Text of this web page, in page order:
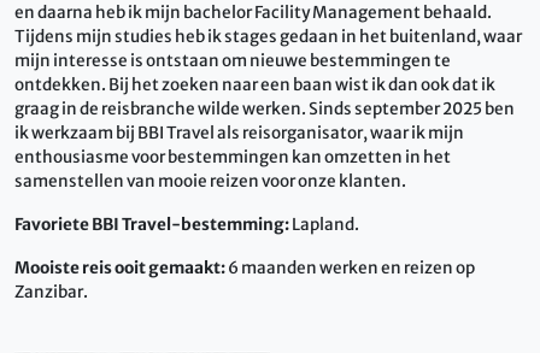
en daarna heb ik mijn bachelor Facility Management behaald.
Tijdens mijn studies heb ik stages gedaan in het buitenland, waar
mijn interesse is ontstaan om nieuwe bestemmingen te
ontdekken. Bij het zoeken naar een baan wist ik dan ook dat ik
graag in de reisbranche wilde werken. Sinds september 2025 ben
ik werkzaam bij BBI Travel als reisorganisator, waar ik mijn
enthousiasme voor bestemmingen kan omzetten in het
samenstellen van mooie reizen voor onze klanten.
Favoriete BBI Travel-bestemming:Lapland.
Mooiste reis ooit gemaakt:6 maanden werken en reizen op
Zanzibar.